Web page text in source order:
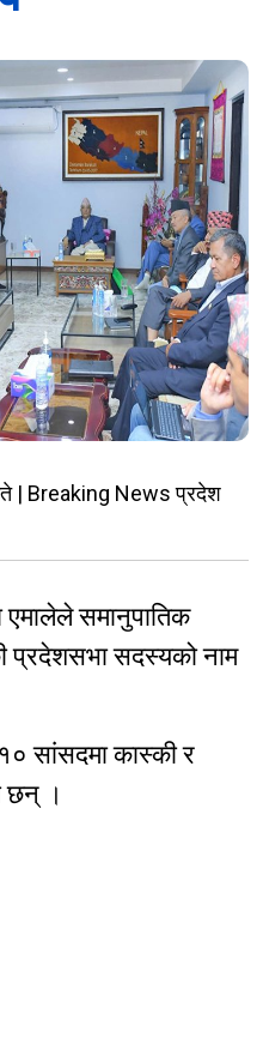
| Breaking News प्रदेश
समानुपातिक
प्रदेशसभा सदस्यको नाम
सांसदमा कास्की र
छन् ।